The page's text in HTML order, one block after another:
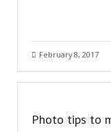
February 8, 2017
Photo tips to